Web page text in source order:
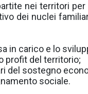
nei territori
dei nuclei
in carico e lo
profit del territorio;
del sostegno
sociale.